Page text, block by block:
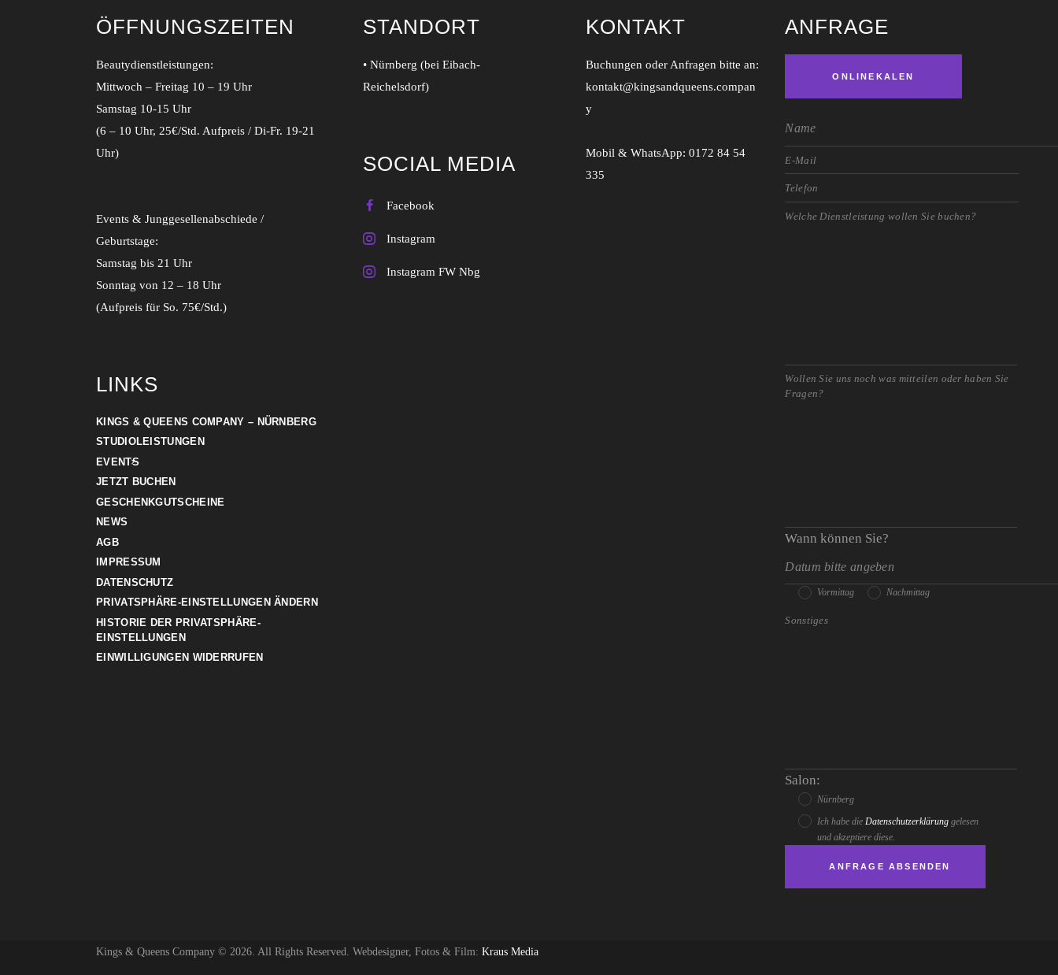
ÖFFNUNGSZEITEN
Beautydienstleistungen:
Mittwoch – Freitag 10 – 19 Uhr
Samstag 10-15 Uhr
(6 – 10 Uhr, 25€/Std. Aufpreis / Di-Fr. 19-21
Uhr)
Events & Junggesellenabschiede /
Geburtstage:
Samstag bis 21 Uhr
Sonntag von 12 – 18 Uhr
(Aufpreis für So. 75€/Std.)
LINKS
KINGS & QUEENS COMPANY – NÜRNBERG
STUDIOLEISTUNGEN
EVENTS
JETZT BUCHEN
GESCHENKGUTSCHEINE
NEWS
AGB
IMPRESSUM
DATENSCHUTZ
PRIVATSPHÄRE-EINSTELLUNGEN ÄNDERN
HISTORIE DER PRIVATSPHÄRE-
EINSTELLUNGEN
EINWILLIGUNGEN WIDERRUFEN
STANDORT
• Nürnberg (bei Eibach-
Reichelsdorf)
SOCIAL MEDIA
Facebook
Instagram
Instagram FW Nbg
KONTAKT
Buchungen oder Anfragen bitte an:
kontakt@kingsandqueens.compan
y
Mobil & WhatsApp: 0172 84 54
335
ANFRAGE
ONLINEKALEN
Wann können Sie?
Vormittag Nachmittag
Salon:
Nürnberg
Ich habe dieDatenschutzerklärung gelesen
und akzeptiere diese.
Kings & Queens Company © 2026. All Rights Reserved. Webdesigner, Fotos & Film: Kraus Media